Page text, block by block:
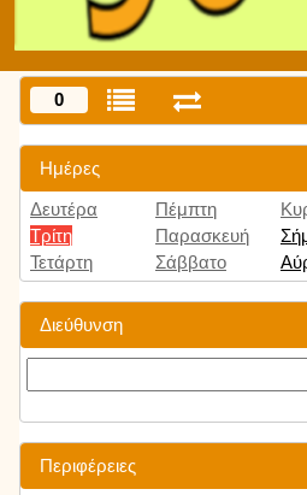
0
Ημέρες
Δευτέρα
Τρίτη
Τετάρτη
Πέμπτη
Παρασκευή
Σάββατο
Διεύθυνση
Περιφέρειες